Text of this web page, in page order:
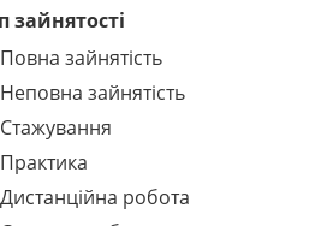
зайнятості
Повна зайнятість
Неповна зайнятість
Стажування
Практика
Дистанційна робота